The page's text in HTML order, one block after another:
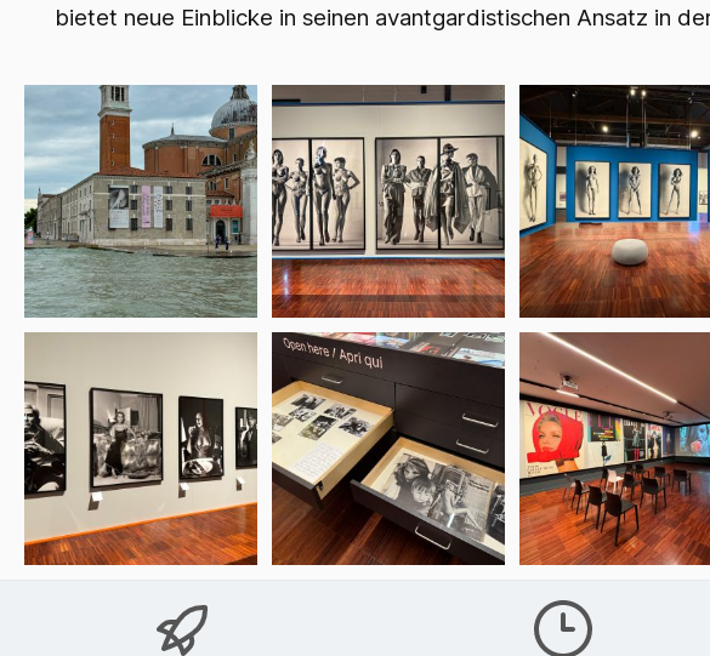
bietet neue Einblicke in seinen avantgardistischen Ansatz in